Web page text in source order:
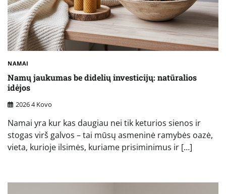
NAMAI
Namų jaukumas be didelių investicijų: natūralios
idėjos
2026 4 Kovo
Namai yra kur kas daugiau nei tik keturios sienos ir
stogas virš galvos – tai mūsų asmeninė ramybės oazė,
vieta, kurioje ilsimės, kuriame prisiminimus ir […]